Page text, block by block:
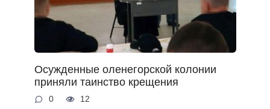
Осужденные оленегорской колонии
приняли таинство крещения
0 12